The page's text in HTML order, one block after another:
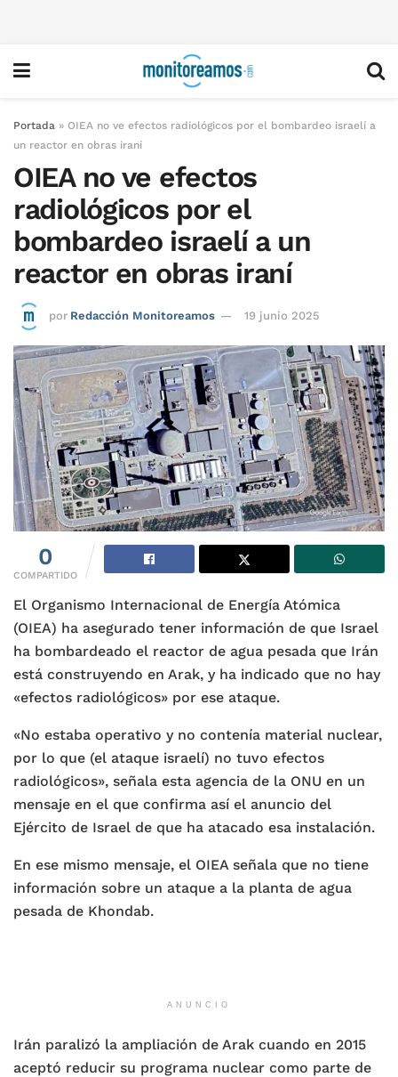
Portada » OIEA no ve efectos radiológicos por el bombardeo israelí a
un reactor en obras iraní
OIEA no ve efectos
radiológicos por el
bombardeo israelí a un
reactor en obras iraní
por Redacción Monitoreamos 19 junio 2025
0
COMPARTIDO
El Organismo Internacional de Energía Atómica
(OIEA) ha asegurado tener información de que Israel
ha bombardeado el reactor de agua pesada que Irán
está construyendo en Arak, y ha indicado que no hay
«efectos radiológicos» por ese ataque.
«No estaba operativo y no contenía material nuclear,
por lo que (el ataque israelí) no tuvo efectos
radiológicos», señala esta agencia de la ONU en un
mensaje en el que confirma así el anuncio del
Ejército de Israel de que ha atacado esa instalación.
En ese mismo mensaje, el OIEA señala que no tiene
información sobre un ataque a la planta de agua
pesada de Khondab.
ANUNCIO
Irán paralizó la ampliación de Arak cuando en 2015
aceptó reducir su programa nuclear como parte de